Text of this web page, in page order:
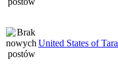
United States of Tara